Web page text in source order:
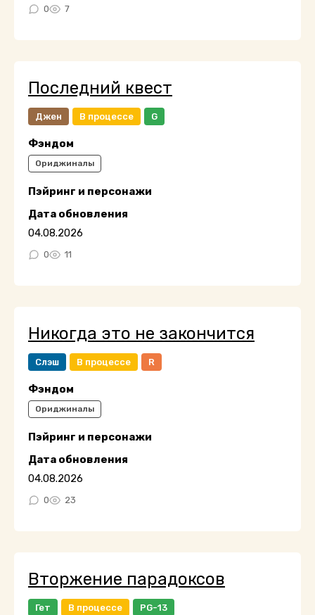
0 7
Последний квест
Джен В процессе G
Фэндом
Ориджиналы
Пэйринг и персонажи
Дата обновления
04.08.2026
0 11
Никогда это не закончится
Слэш В процессе R
Фэндом
Ориджиналы
Пэйринг и персонажи
Дата обновления
04.08.2026
0 23
Вторжение парадоксов
Гет В процессе PG-13